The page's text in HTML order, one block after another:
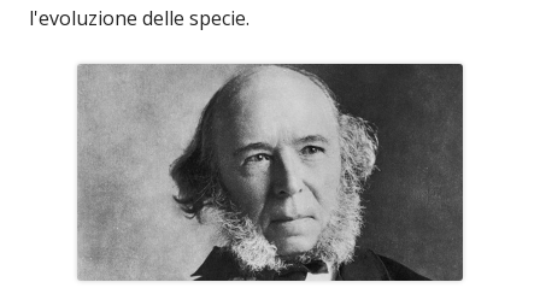
l'evoluzione delle specie.